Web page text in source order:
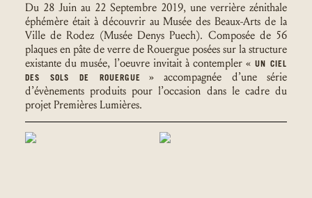
Du 28 Juin au 22 Septembre 2019, une verrière zénithale
éphémère était à découvrir au Musée des Beaux-Arts de la
Ville de Rodez (Musée Denys Puech). Composée de 56
plaques en pâte de verre de Rouergue posées sur la structure
existante du musée, l’oeuvre invitait à contempler « UN CIEL
DES SOLS DE ROUERGUE
» accompagnée d’une série
d’évènements produits pour l’occasion dans le cadre du
projet Premières Lumières.